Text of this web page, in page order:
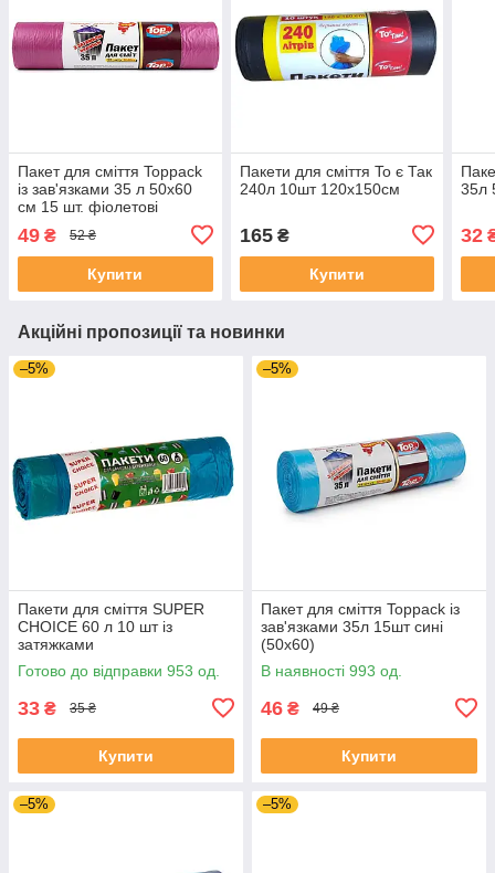
Пакет для сміття Toppack
із зав'язками 35 л 50х60
см 15 шт. фіолетові
49 ₴ 52 ₴
Купити
Пакети для сміття To є Так
240л 10шт 120х150см
165₴
Купити
35л
32
Акційні пропозиції та новинки
–5%
Пакети для сміття SUPER
CHOICE 60 л 10 шт із
затяжками
Готово до відправки 953 од.
33 ₴ 35 ₴
Купити
–5%
Пакет для сміття Toppack із
зав'язками 35л 15шт сині
(50х60)
В наявності 993 од.
46 ₴ 49 ₴
Купити
–5% –5%